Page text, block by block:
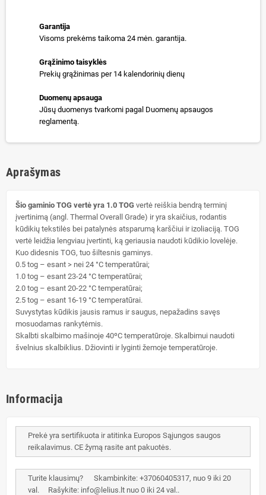
Garantija
Visoms prekėms taikoma 24 mėn. garantija.
Grąžinimo taisyklės
Prekių grąžinimas per 14 kalendorinių dienų
Duomenų apsauga
Jūsų duomenys tvarkomi pagal Duomenų apsaugos
reglamentą.
Aprašymas
Šio gaminio TOG vertė yra 1.0 TOG vertė reiškia bendrą terminį
įvertinimą (angl. Thermal Overall Grade) ir yra skaičius, rodantis
kūdikių tekstilės bei patalynės atsparumą karščiui ir izoliaciją. TOG
vertė leidžia lengviau įvertinti, ką geriausia naudoti kūdikio lovelėje.
Kuo didesnis TOG, tuo šiltesnis gaminys.
0.5 tog – esant > nei 24 °C temperatūrai;
1.0 tog – esant 23-24 °C temperatūrai;
2.0 tog – esant 20-22 °C temperatūrai;
2.5 tog – esant 16-19 °C temperatūrai.
Suvystytas kūdikis jausis ramus ir saugus, nepažadins savęs
mosuodamas rankytėmis.
Skalbti skalbimo mašinoje 40ºC temperatūroje. Skalbimui naudoti
švelnius skalbiklius. Džiovinti ir lyginti žemoje temperatūroje.
Informacija
Prekė yra sertifikuota ir atitinka Europos Sąjungos saugos
reikalavimus. CE žymą rasite ant pakuotės.
Turite klausimų? Skambinkite: +37060405317, nuo 9 iki 20
val. Rašykite: info@lelius.lt nuo 0 iki 24 val..